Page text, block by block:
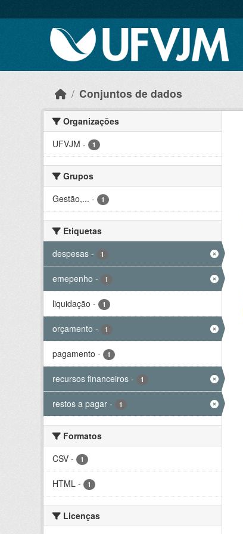
Conjuntos de dados
Organizações
UFVJM - 1
Grupos
Gestão,... - 1
Etiquetas
despesas - 1
emepenho - 1
liquidação - 1
orçamento - 1
pagamento - 1
recursos financeiros - 1
restos a pagar - 1
Formatos
CSV - 1
HTML - 1
Licenças